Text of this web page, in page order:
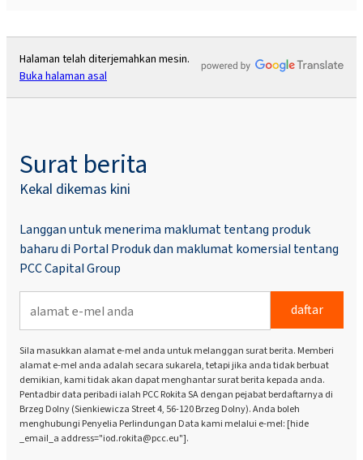
Halaman telah diterjemahkan mesin.
Buka halaman asal
Surat berita
Kekal dikemas kini
Langgan untuk menerima maklumat tentang produk
baharu di Portal Produk dan maklumat komersial tentang
PCC Capital Group
daftar
Sila masukkan alamat e-mel anda untuk melanggan surat berita. Memberi
alamat e-mel anda adalah secara sukarela, tetapi jika anda tidak berbuat
demikian, kami tidak akan dapat menghantar surat berita kepada anda.
Pentadbir data peribadi ialah PCC Rokita SA dengan pejabat berdaftarnya di
Brzeg Dolny (Sienkiewicza Street 4, 56-120 Brzeg Dolny). Anda boleh
menghubungi Penyelia Perlindungan Data kami melalui e-mel: [hide
_email_a address="iod.rokita@pcc.eu"].